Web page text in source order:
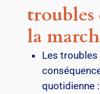
troubles
la
Les troubles
quotidienne :